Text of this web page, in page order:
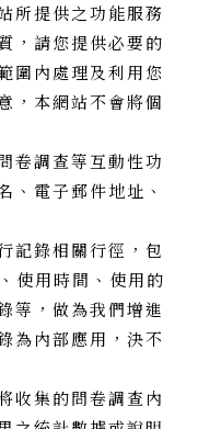
所提供之功能服務
，請您提供必要的
圍內處理及利用您
，本網站不會將個
卷調查等互動性功
、電子郵件地址、
記錄相關行徑，包
使用時間、使用的
等，做為我們增進
為內部應用，決不
收集的問卷調查內